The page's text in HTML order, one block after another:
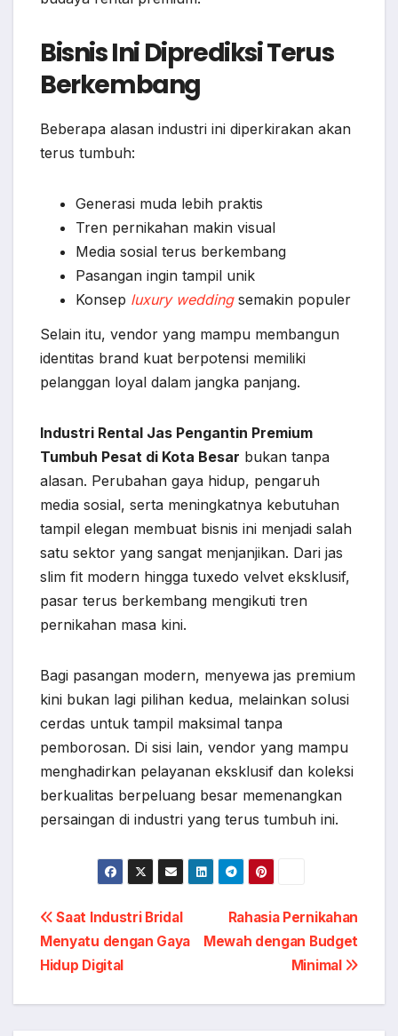
Bisnis Ini Diprediksi Terus
Berkembang
Beberapa alasan industri ini diperkirakan akan
terus tumbuh:
Generasi muda lebih praktis
Tren pernikahan makin visual
Media sosial terus berkembang
Pasangan ingin tampil unik
Konsep luxury weddingsemakin populer
Selain itu, vendor yang mampu membangun
identitas brand kuat berpotensi memiliki
pelanggan loyal dalam jangka panjang.
Industri Rental Jas Pengantin Premium
Tumbuh Pesat di Kota Besar bukan tanpa
alasan. Perubahan gaya hidup, pengaruh
media sosial, serta meningkatnya kebutuhan
tampil elegan membuat bisnis ini menjadi salah
satu sektor yang sangat menjanjikan. Dari jas
slim fit modern hingga tuxedo velvet eksklusif,
pasar terus berkembang mengikuti tren
pernikahan masa kini.
Bagi pasangan modern, menyewa jas premium
kini bukan lagi pilihan kedua, melainkan solusi
cerdas untuk tampil maksimal tanpa
pemborosan. Di sisi lain, vendor yang mampu
menghadirkan pelayanan eksklusif dan koleksi
berkualitas berpeluang besar memenangkan
persaingan di industri yang terus tumbuh ini.
Post
navigation
Rahasia Pernikahan
Mewah dengan Budget
Minimal
Saat Industri Bridal
Menyatu dengan Gaya
Hidup Digital